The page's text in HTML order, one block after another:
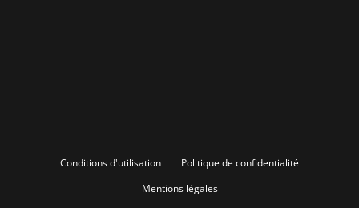
Conditions d'utilisation
Politique de confidentialité
Mentions légales